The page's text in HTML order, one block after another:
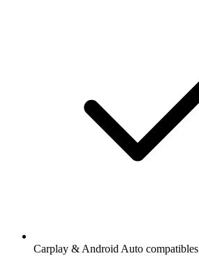
Carplay & Android Auto compatibles